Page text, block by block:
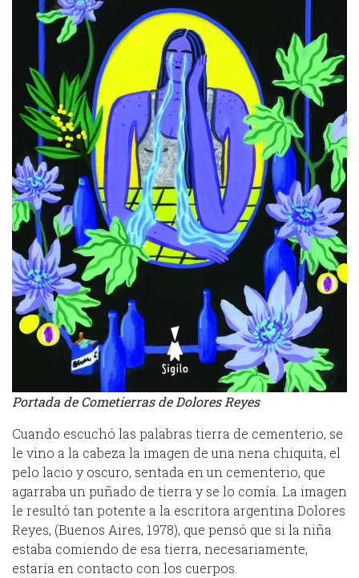
Portada de Cometierras de Dolores Reyes
Cuando escuchó las palabras tierra de cementerio, se
le vino a la cabeza la imagen de una nena chiquita, el
pelo lacio y oscuro, sentada en un cementerio, que
agarraba un puñado de tierra y se lo comía. La imagen
le resultó tan potente a la escritora argentina Dolores
Reyes, (Buenos Aires, 1978), que pensó que si la niña
estaba comiendo de esa tierra, necesariamente,
estaría en contacto con los cuerpos.